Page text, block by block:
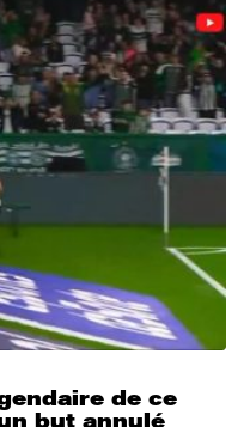
de ce
but annulé